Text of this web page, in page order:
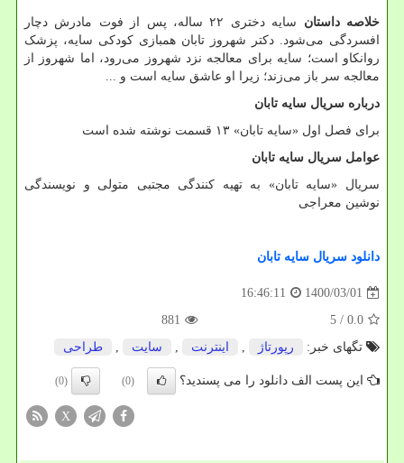
خلاصه داستان
سایه دختری ۲۲ ساله، پس از فوت مادرش دچار
افسردگی می‌شود. دکتر شهروز تابان همبازی کودکی سایه، پزشک
روانکاو است؛ سایه برای معالجه نزد شهروز می‌رود، اما شهروز از
معالجه سر باز می‌زند؛ زیرا او عاشق سایه است و
درباره سریال سایه تابان
برای فصل اول «سایه تابان» ۱۳ قسمت نوشته شده است
عوامل سریال سایه تابان
سریال «سایه تابان» به تهیه کنندگی مجتبی متولی و نویسندگی
نوشین معراجی
دانلود سریال سایه تابان
1400/03/01
16:46:11
0.0
/ 5
881
تگهای خبر:
رپورتاژ , اینترنت , سایت , طراحی
این پست الف دانلود را می پسندید؟ (0)
(0)
X